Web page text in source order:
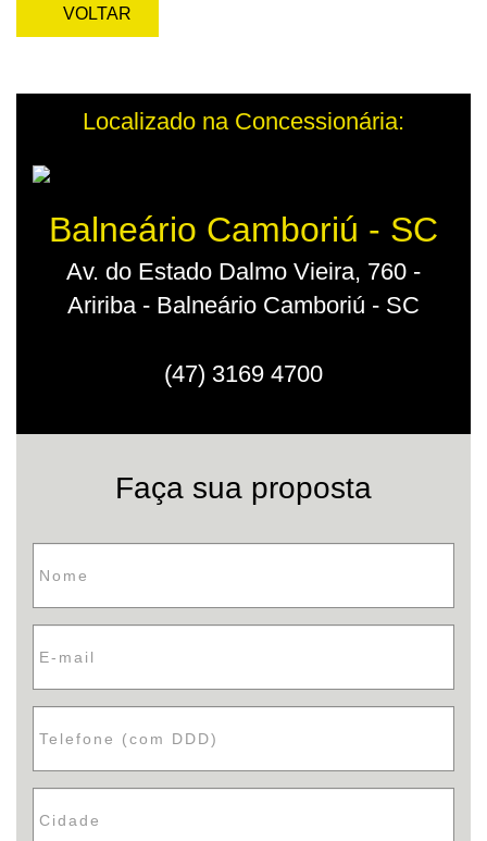
VOLTAR
Localizado na Concessionária:
Balneário Camboriú - SC
Av. do Estado Dalmo Vieira, 760 -
Aririba - Balneário Camboriú - SC
(47) 3169 4700
Faça sua proposta